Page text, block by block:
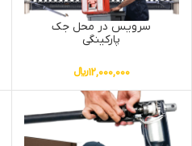
سرویس در محل جک
پارکینگی
12,000,000﷼